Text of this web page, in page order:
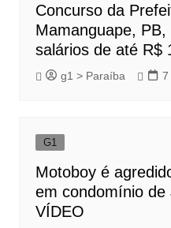
Concurso da
Mamanguape,
salários de até R$
g1 > Paraíba 7
G1
Motoboy é
em condomínio de
VÍDEO